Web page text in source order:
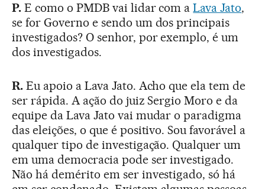
P. E como o PMDB vai lidar com aLava Jato,
se for Governo e sendo um dos principais
investigados? O senhor, por exemplo, é um
dos investigados.
R. Eu apoio a Lava Jato. Acho que ela tem de
ser rápida. A ação do juiz Sergio Moro e da
equipe da Lava Jato vai mudar o paradigma
das eleições, o que é positivo. Sou favorável a
qualquer tipo de investigação. Qualquer um
em uma democracia pode ser investigado.
Não há demérito em ser investigado, só há